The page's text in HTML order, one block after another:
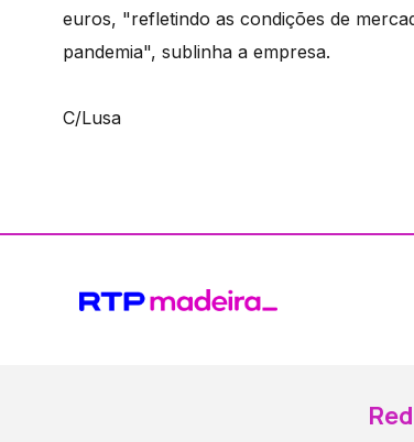
euros, "refletindo as condições de
pandemia", sublinha a empresa.
C/Lusa